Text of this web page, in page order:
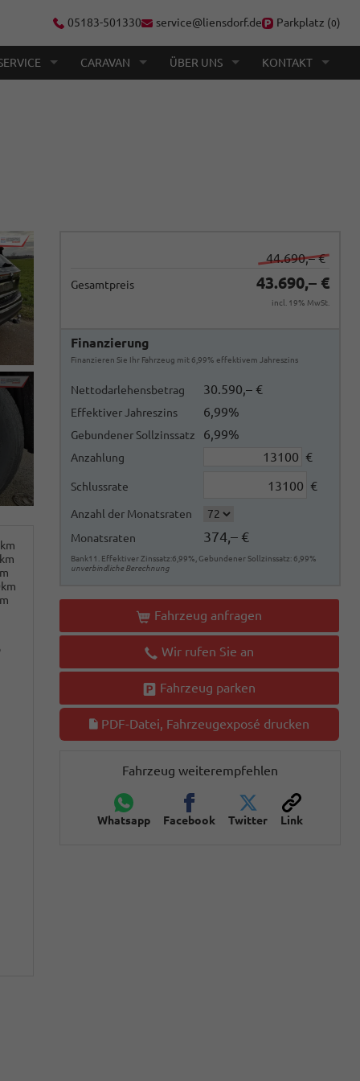
05183-501330 service@liensdorf.de Parkplatz (0)
CARAVAN ÜBER UNS KONTAKT
44.690,– €
Gesamtpreis 43.690,– €
incl. 19% MwSt.
Finanzierung
Finanzieren Sie Ihr Fahrzeug mit 6,99% effektivem Jahreszins
Nettodarlehensbetrag 30.590,– €
Effektiver Jahreszins 6,99%
Gebundener Sollzinssatz 6,99%
Anzahlung €
Schlussrate €
Anzahl der Monatsraten
Monatsraten
374,– €
Bank11. Effektiver Zinssatz:6,99%, Gebundener Sollzinssatz: 6,99%
unverbindliche Berechnung
Fahrzeug anfragen
Wir rufen Sie an
Fahrzeug parken
PDF-Datei, Fahrzeugexposé drucken
Fahrzeug weiterempfehlen
Whatsapp Facebook Twitter Link